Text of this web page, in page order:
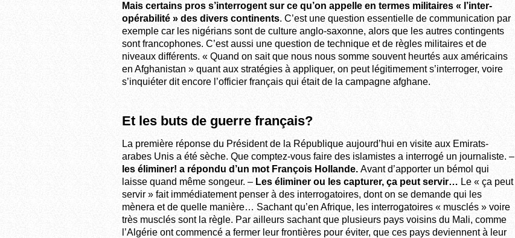
Mais certains pros s’interrogent sur ce qu’on appelle en termes militaires « l’inter-
opérabilité » des divers continents. C’est une question essentielle de communication par
exemple car les nigérians sont de culture anglo-saxonne, alors que les autres contingents
sont francophones. C’est aussi une question de technique et de règles militaires et de
niveaux différents. « Quand on sait que nous nous somme souvent heurtés aux américains
en Afghanistan » quant aux stratégies à appliquer, on peut légitimement s’interroger, voire
s’inquiéter dit encore l’officier français qui était de la campagne afghane.
Et les buts de guerre français?
La première réponse du Président de la République aujourd’hui en visite aux Emirats-
arabes Unis a été sèche. Que comptez-vous faire des islamistes a interrogé un journaliste. –
les éliminer! a répondu d’un mot François Hollande. Avant d’apporter un bémol qui
laisse quand même songeur. – Les éliminer ou les capturer, ça peut servir… Le « ça peut
servir » fait immédiatement penser à des interrogatoires, dont on se demande qui les
mènera et de quelle manière… Sachant qu’en Afrique, les interrogatoires « musclés » voire
très musclés sont la règle. Par ailleurs sachant que plusieurs pays voisins du Mali, comme
l’Algérie ont commencé a fermer leur frontières pour éviter, que ces pays deviennent à leur